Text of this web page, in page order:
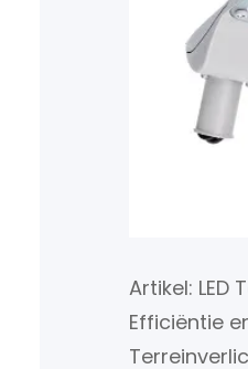
Artikel: LED
Efficiëntie